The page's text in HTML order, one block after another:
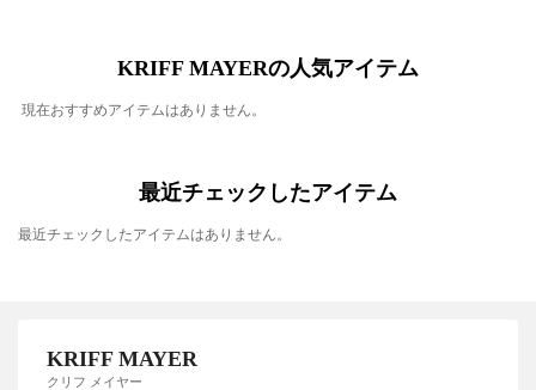
KRIFF MAYERの人気アイテム
現在おすすめアイテムはありません。
最近チェックしたアイテム
最近チェックしたアイテムはありません。
KRIFF MAYER
クリフ メイヤー